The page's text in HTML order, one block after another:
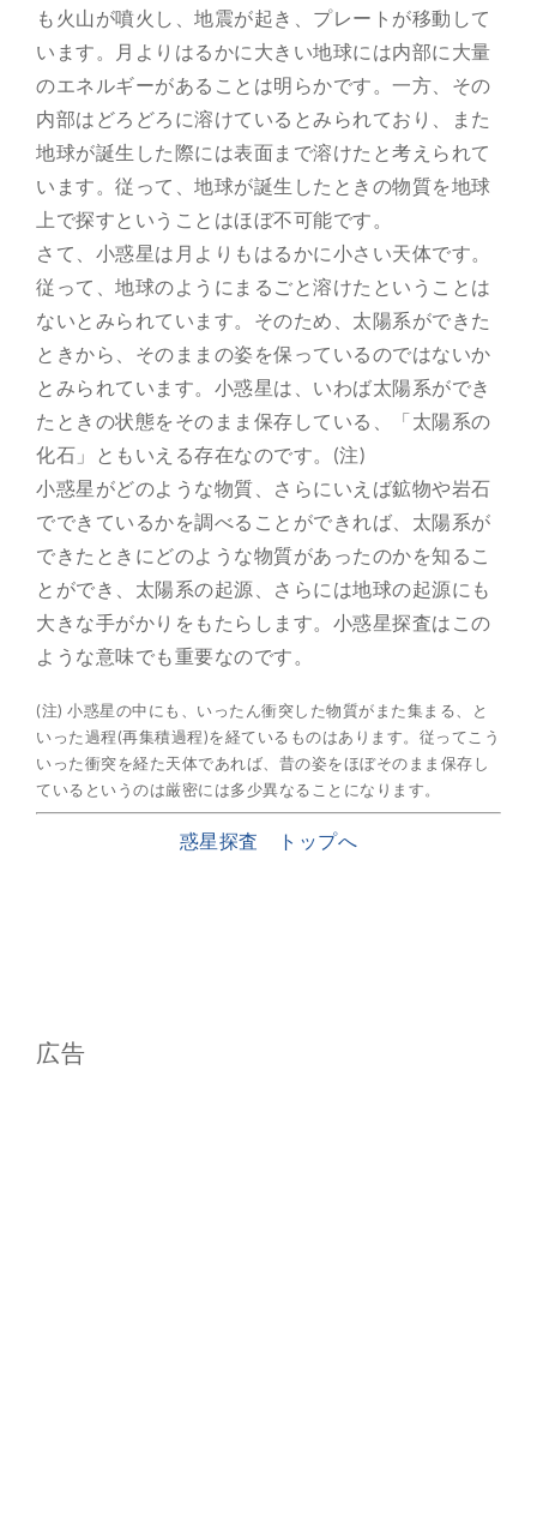
も火山が噴火し、地震が起き、プレートが移動して
います。月よりはるかに大きい地球には内部に大量
のエネルギーがあることは明らかです。一方、その
内部はどろどろに溶けているとみられており、また
地球が誕生した際には表面まで溶けたと考えられて
います。従って、地球が誕生したときの物質を地球
上で探すということはほぼ不可能です。
さて、小惑星は月よりもはるかに小さい天体です。
従って、地球のようにまるごと溶けたということは
ないとみられています。そのため、太陽系ができた
ときから、そのままの姿を保っているのではないか
とみられています。小惑星は、いわば太陽系ができ
たときの状態をそのまま保存している、「太陽系の
化石」ともいえる存在なのです。(注)
小惑星がどのような物質、さらにいえば鉱物や岩石
でできているかを調べることができれば、太陽系が
できたときにどのような物質があったのかを知るこ
とができ、太陽系の起源、さらには地球の起源にも
大きな手がかりをもたらします。小惑星探査はこの
ような意味でも重要なのです。
(注) 小惑星の中にも、いったん衝突した物質がまた集まる、と
いった過程(再集積過程)を経ているものはあります。従ってこう
いった衝突を経た天体であれば、昔の姿をほぼそのまま保存し
ているというのは厳密には多少異なることになります。
惑星探査 トップへ
広告